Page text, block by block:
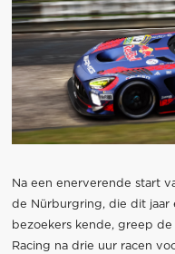
Na een enerverende start
de Nürburgring, die dit jaar
bezoekers kende, greep de
Racing na drie uur racen